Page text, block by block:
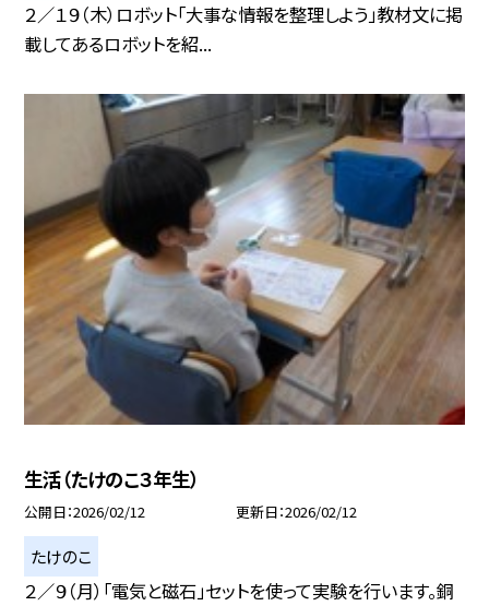
２／１９（木）ロボット「大事な情報を整理しよう」教材文に掲
載してあるロボットを紹...
生活（たけのこ３年生）
公開日 2026/02/12 更新日 2026/02/12
たけのこ
２／９（月）「電気と磁石」セットを使って実験を行います。銅